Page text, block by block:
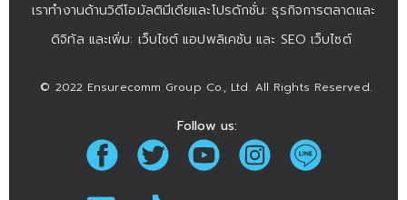
เราทำงานด้านวิดีโอมัลติมีเดียและโปรดักชั่น: ธุรกิจการตลาดและ
ดิจิทัล และเพิ่ม: เว็บไซต์ แอปพลิเคชัน และ SEO เว็บไซต์
© 2022 Ensurecomm Group Co., Ltd. All Rights Reserved.
Follow us: